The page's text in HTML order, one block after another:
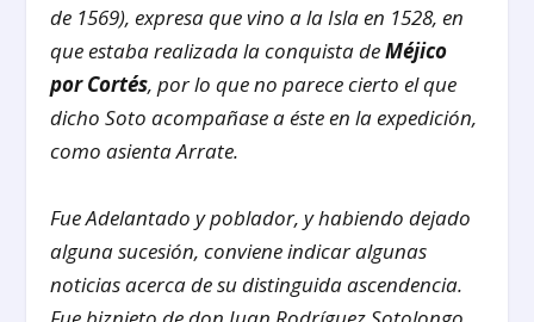
de 1569), expresa que vino a la Isla en 1528, en
que estaba realizada la conquista deMéjico
por Cortés, por lo que no parece cierto el que
dicho Soto acompañase a éste en la expedición,
como asienta Arrate.
Fue Adelantado y poblador, y habiendo dejado
alguna sucesión, conviene indicar algunas
noticias acerca de su distinguida ascendencia.